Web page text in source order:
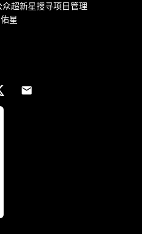
超新星搜寻项目管理
星